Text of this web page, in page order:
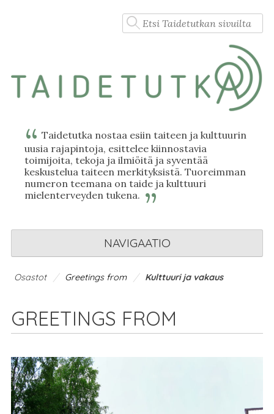
Taidetutka nostaa esiin taiteen ja kulttuurin
uusia rajapintoja, esittelee kiinnostavia
toimijoita, tekoja ja ilmiöitä ja syventää
keskustelua taiteen merkityksistä. Tuoreimman
numeron teemana on taide ja kulttuuri
mielenterveyden tukena.
NAVIGAATIO
Osastot / Greetings from / Kulttuuri ja vakaus
GREETINGS FROM